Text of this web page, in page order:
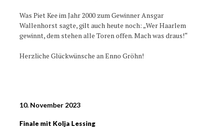
Was Piet Kee im Jahr 2000 zum Gewinner Ansgar
Wallenhorst sagte, gilt auch heute noch: „Wer Haarlem
gewinnt, dem stehen alle Toren offen. Mach was draus!“
Herzliche Glückwünsche an Enno Gröhn!
10. November 2023
Finale mit Kolja Lessing